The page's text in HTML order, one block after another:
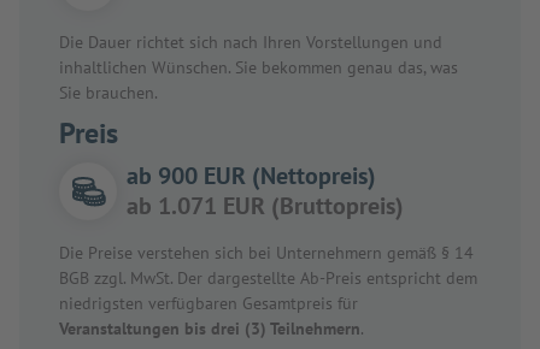
Die Dauer richtet sich nach Ihren Vorstellungen und
inhaltlichen Wünschen. Sie bekommen genau das, was
Sie brauchen.
Preis
ab 900 EUR (Nettopreis)
ab 1.071 EUR (Bruttopreis)
Die Preise verstehen sich bei Unternehmern gemäß § 14
BGB zzgl. MwSt. Der dargestellte Ab-Preis entspricht dem
niedrigsten verfügbaren Gesamtpreis für
Veranstaltungen bis drei (3) Teilnehmern.